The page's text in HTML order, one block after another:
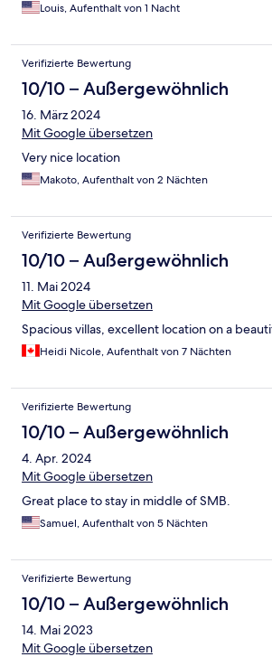
Louis, Aufenthalt von 1 Nacht
Verifizierte Bewertung
10/10 – Außergewöhnlich
16. März 2024
Mit Google übersetzen
Very nice location
Makoto, Aufenthalt von 2 Nächten
Verifizierte Bewertung
10/10 – Außergewöhnlich
11. Mai 2024
Mit Google übersetzen
Spacious villas, excellent location on a
Heidi Nicole, Aufenthalt von 7 Nächten
Verifizierte Bewertung
10/10 – Außergewöhnlich
4. Apr. 2024
Mit Google übersetzen
Great place to stay in middle of SMB.
Samuel, Aufenthalt von 5 Nächten
Verifizierte Bewertung
10/10 – Außergewöhnlich
14. Mai 2023
Mit Google übersetzen